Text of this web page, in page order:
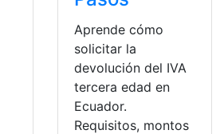
Aprende cómo
solicitar la
devolución del IVA
tercera edad en
Ecuador.
Requisitos, montos